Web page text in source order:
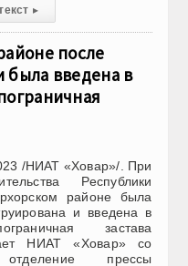
▸
после
была введена в
/НИАТ «Ховар»/. При
Республики
районе была
и введена в
застава
НИАТ «Ховар» со
прессы